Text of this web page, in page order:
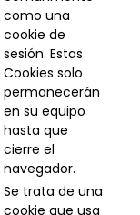
como una
cookie de
sesión. Estas
Cookies solo
permanecerán
en su equipo
hasta que
cierre el
navegador.
Se trata de una
cookie que usa